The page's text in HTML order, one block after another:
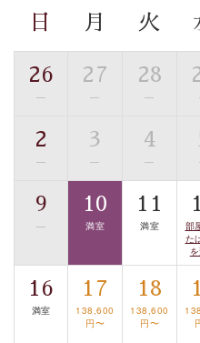
ご了承のほどお願いいたし
■貸切温泉風呂 （40分
眺望はございませんが、
む貸切温泉風呂です。ゆ
トな空間をお愉しみくださ
【旅】
■諏訪大社4社を巡る無料参
豊富な知識を持ったドラ
事前ご予約
は【3日前まで】にお電話
※交通規制などにより運
※年末年始及び御柱祭前後
日 月 火
26
—
27
—
28
—
2
—
3
—
4
—
9
—
10
満室
11
満室
部
た
16
満室
17
138,600
円〜
18
138,600
円〜